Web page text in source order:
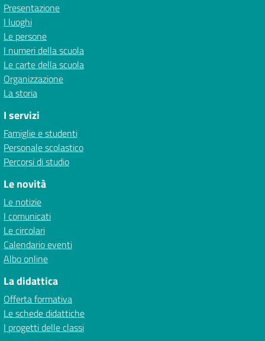
Presentazione
I luoghi
Le persone
I numeri della scuola
Le carte della scuola
Organizzazione
La storia
I servizi
Famiglie e studenti
Personale scolastico
Percorsi di studio
Le novità
Le notizie
I comunicati
Le circolari
Calendario eventi
Albo online
La didattica
Offerta formativa
Le schede didattiche
I progetti delle classi